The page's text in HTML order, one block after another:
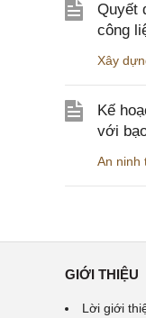
Quyết
công
Xây
Kế
với
An ninh
GIỚI THIỆU
Lời giới